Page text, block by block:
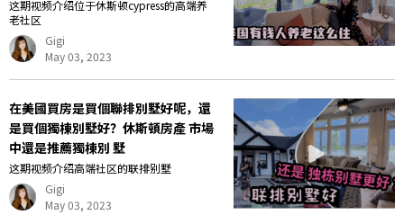
这期视频介绍位于休斯顿cypress的高端养
老社区
Gigi
May 03, 2023
在美國買房是買個聯排別墅好呢，還
是買個獨棟別墅好？休斯頓房產 市場
中還是推薦獨棟別 墅
这期视频介绍高端社区的联排别墅
Gigi
May 03, 2023